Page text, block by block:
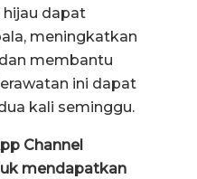
dapat
meningkatkan
membantu
ini dapat
kali seminggu.
Channel
mendapatkan